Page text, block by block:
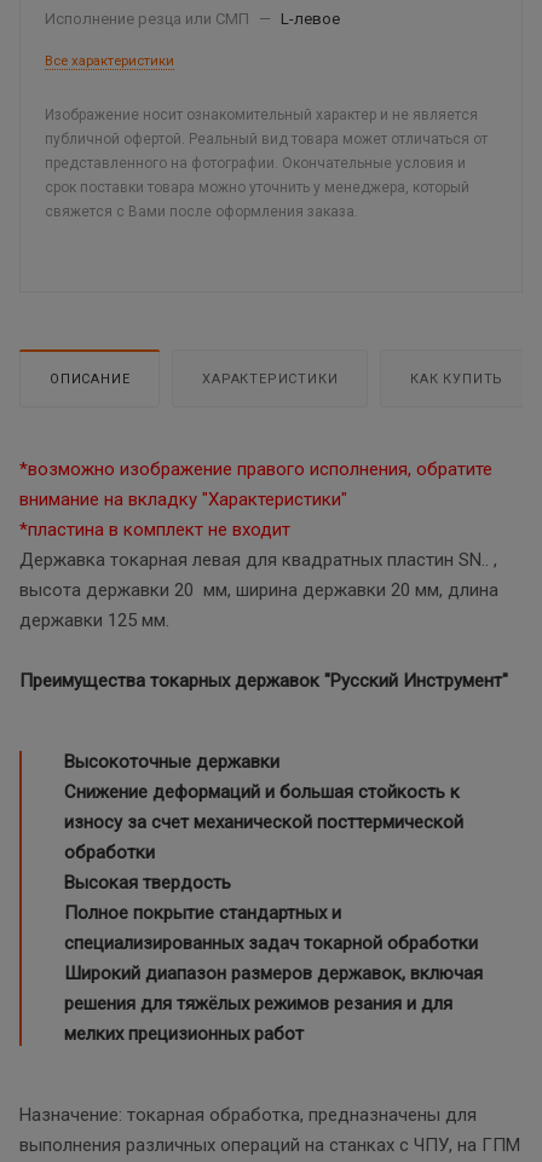
Исполнение резца или СМП
— L-левое
Все характеристики
Изображение носит ознакомительный характер и не является
публичной офертой. Реальный вид товара может отличаться от
представленного на фотографии. Окончательные условия и
срок поставки товара можно уточнить у менеджера, который
свяжется с Вами после оформления заказа.
ОПИСАНИЕ ХАРАКТЕРИСТИКИ КАК КУПИТЬ
*возможно изображение правого исполнения, обратите
внимание на вкладку "Характеристики"
*пластина в комплект не входит
Державка токарная левая для квадратных пластин SN.. ,
высота державки 20 мм, ширина державки 20 мм, длина
державки 125 мм.
Преимущества токарных державок "Русский Инструмент"
Высокоточные державки
Снижение деформаций и большая стойкость к
износу за счет механической посттермической
обработки
Высокая твердость
Полное покрытие стандартных и
специализированных задач токарной обработки
Широкий диапазон размеров державок, включая
решения для тяжёлых режимов резания и для
мелких прецизионных работ
Назначение: токарная обработка, предназначены для
выполнения различных операций на станках с ЧПУ, на ГПМ